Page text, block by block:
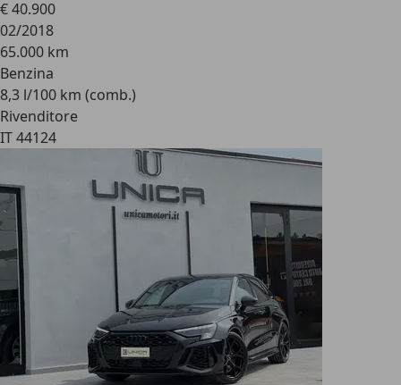
€ 40.900
02/2018
65.000 km
Benzina
8,3 l/100 km (comb.)
Rivenditore
IT 44124